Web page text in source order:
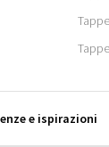
e ispirazioni